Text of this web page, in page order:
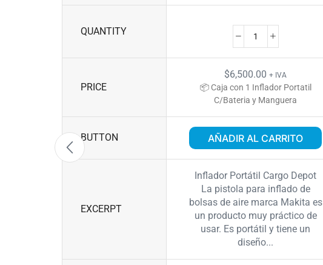
QUANTITY
PRICE
$6,500.00 + IVA
📦 Caja con 1 Inflador Portatil
C/Bateria y Manguera
BUTTON AÑADIR AL CARRITO
EXCERPT
Inflador Portátil Cargo Depot
La pistola para inflado de
bolsas de aire marca Makita es
un producto muy práctico de
usar. Es portátil y tiene un
diseño...